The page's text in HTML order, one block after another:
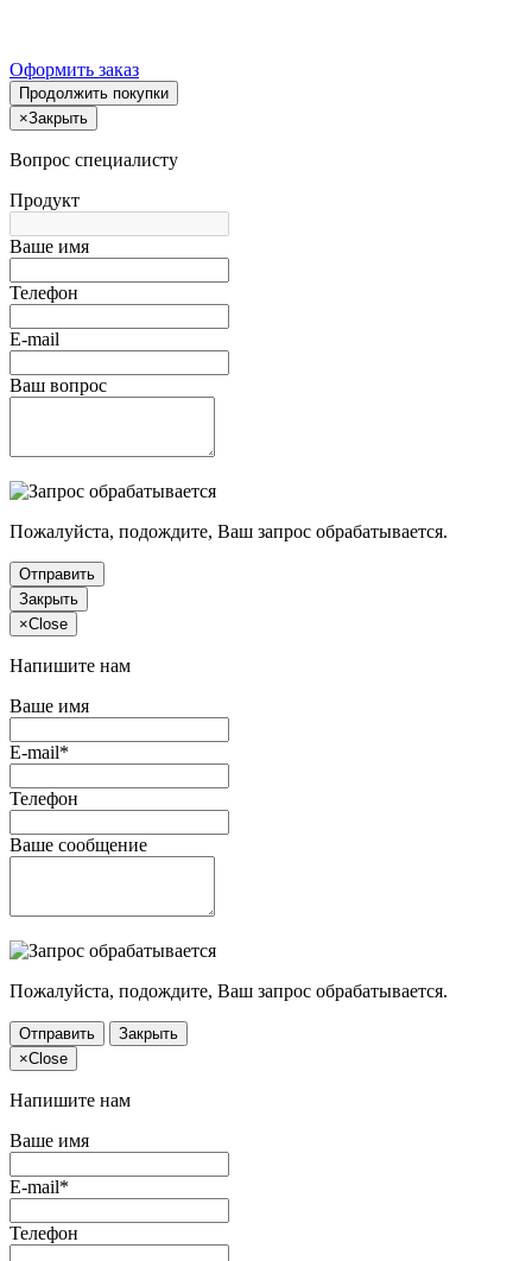
Оформить заказ
Продолжить покупки
×Закрыть
Вопрос специалисту
Продукт
Ваше имя
Телефон
E-mail
Ваш вопрос
Пожалуйста, подождите, Ваш запрос обрабатывается.
Отправить
Закрыть
×Close
Напишите нам
Ваше имя
E-mail*
Телефон
Ваше сообщение
Пожалуйста, подождите, Ваш запрос обрабатывается.
Отправить
Закрыть
×Close
Напишите нам
Ваше имя
E-mail*
Телефон